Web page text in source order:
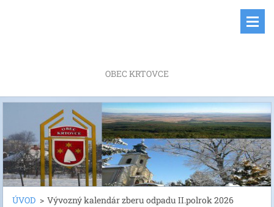
OBEC KRTOVCE
ÚVOD > Vývozný kalendár zberu odpadu II.polrok 2026